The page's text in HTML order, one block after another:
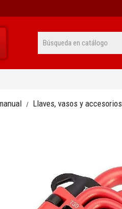
Llaves, vasos y accesorios